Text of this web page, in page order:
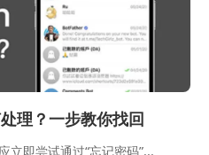
理？一步教你找回
即尝试通过“忘记密码”...